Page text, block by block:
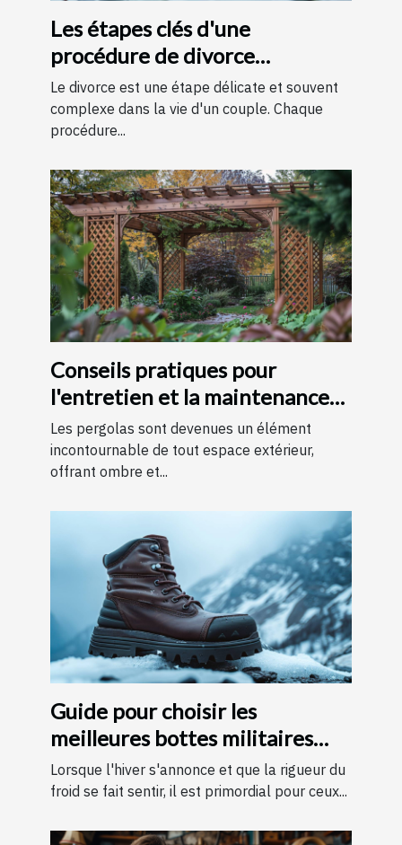
Les étapes clés d'une
procédure de divorce
expliquées simplement
Le divorce est une étape délicate et souvent
complexe dans la vie d'un couple. Chaque
procédure...
Conseils pratiques pour
l'entretien et la maintenance
des pergolas
Les pergolas sont devenues un élément
incontournable de tout espace extérieur,
offrant ombre et...
Guide pour choisir les
meilleures bottes militaires
pour l'hiver
Lorsque l'hiver s'annonce et que la rigueur du
froid se fait sentir, il est primordial pour ceux...